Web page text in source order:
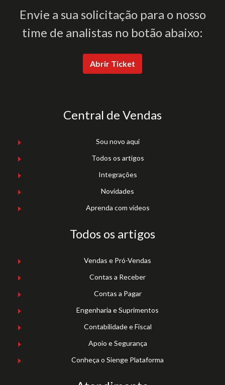
Envie a sua solicitação para o nosso
time de analistas no botão abaixo:
Abrir Ticket
Central de Vendas
Sou novo aqui
Todos os artigos
Integrações
Novidades
Aprenda com vídeos
Todos os artigos
Vendas e Pró-Vendas
Contas a Receber
Contas a Pagar
Engenharia e Suprimentos
Contabilidade e Fiscal
Apoio e Segurança
Conheça o Sienge Plataforma